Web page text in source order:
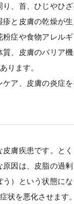
、首、ひじやひ
と皮膚の乾燥が
症や食物アレル
、皮膚のバリア
ります。
ア、皮膚の炎症
膚疾患です。と
因は、皮脂の過
）という状態に
状を悪化させます。